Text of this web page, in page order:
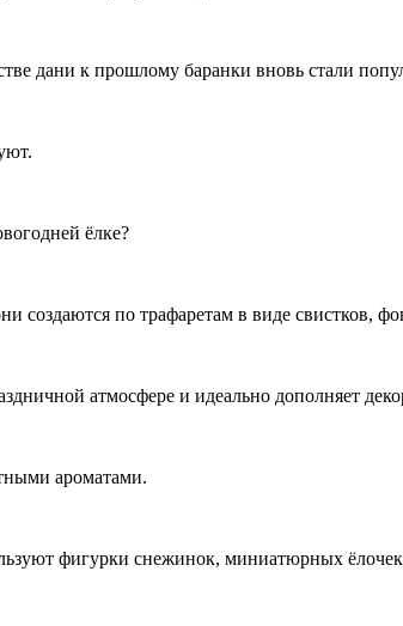
дани к прошлому баранки вновь стали
ёлке?
по трафаретам в виде свистков,
атмосфере и идеально дополняет
ароматами.
фигурки снежинок, миниатюрных